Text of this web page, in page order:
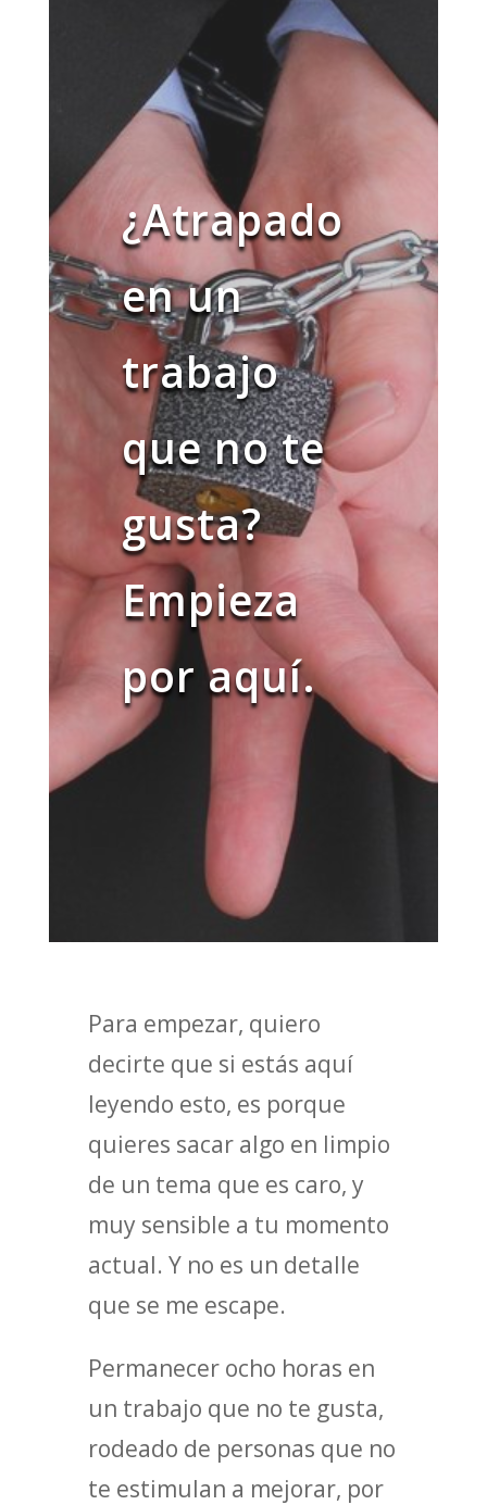
¿Atrapado
en un
trabajo
que no te
gusta?
Empieza
por aquí.
Para empezar, quiero
decirte que si estás aquí
leyendo esto, es porque
quieres sacar algo en limpio
de un tema que es caro, y
muy sensible a tu momento
actual. Y no es un detalle
que se me escape.
Permanecer ocho horas en
un trabajo que no te gusta,
rodeado de personas que no
te estimulan a mejorar, por